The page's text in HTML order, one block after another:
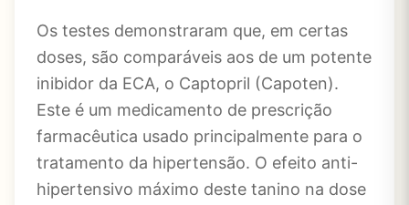
Os testes demonstraram que, em certas
doses, são comparáveis ​​aos de um potente
inibidor da ECA, o Captopril (Capoten).
Este é um medicamento de prescrição
farmacêutica usado principalmente para o
tratamento da hipertensão. O efeito anti-
hipertensivo máximo deste tanino na dose